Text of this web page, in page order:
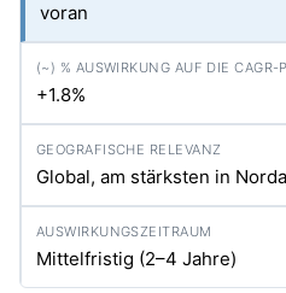
voran
+1.8%
Global, am stärksten in
Mittelfristig (2–4 Jahre)